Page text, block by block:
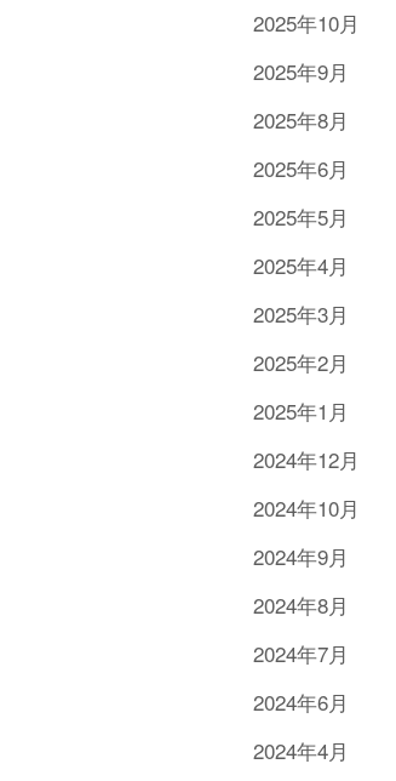
2025年10月
2025年9月
2025年8月
2025年6月
2025年5月
2025年4月
2025年3月
2025年2月
2025年1月
2024年12月
2024年10月
2024年9月
2024年8月
2024年7月
2024年6月
2024年4月